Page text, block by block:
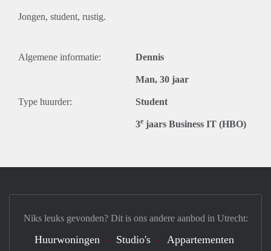
Jongen, student, rustig.
Algemene informatie: Dennis
Man, 30 jaar
Type huurder: Student
3e jaars Business IT (HBO)
Niks leuks gevonden? Dit is ons andere aanbod in Utrecht:
Huurwoningen Studio's Appartementen